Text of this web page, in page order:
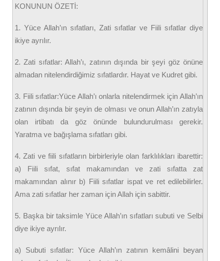
KONUNUN ÖZETİ:
1. Yüce Allah’ın sıfatları, Zati sıfatlar ve Fiili sıfatlar diye
ikiye ayrılır.
2. Zati sıfatlar: Allah’ı, zatının dışında bir şeyi göz önüne
almadan nitelendirdiğimiz sıfatlardır. Hayat ve Kudret gibi.
3. Fiili sıfatlar:Yüce Allah’ı onlarla nitelendirmek için Allah’ın
zatının dışında bir şeyin de olması ve onun Allah’ın zatıyla
olan irtibatı da göz önünde bulundurulması gerekir.
Yaratma ve bağışlama sıfatları gibi.
4. Zati ve fiili sıfatların birbirleriyle olan farklılıkları ibarettir:
a) Fiili sıfat, sıfat makamından ve zati sıfatta zat
makamından alınır b) Fiili sıfatlar ispat ve ret edilebilirler.
Ama zati sıfatlar her zaman için Allah için sabittir.
5. Başka bir taksimle Yüce Allah’ın sıfatları subuti ve Selbi
diye ikiye ayrılır.
a) Subuti sıfatlar: Yüce Allah’ın zatının kemâlini beyan